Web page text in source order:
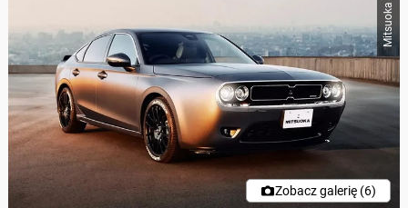
Mitsuoka
Zobacz galerię (6)